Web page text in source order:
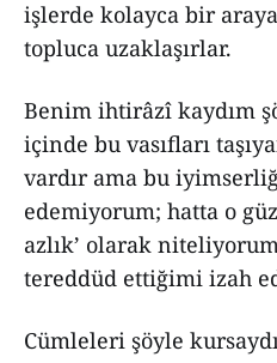
işlerde kolayca bir
topluca uzaklaşırlar.
Benim ihtirâzî kaydım
içinde bu vasıfları
vardır ama bu
edemiyorum; hatta o
azlık’ olarak
tereddüd ettiğimi izah
Cümleleri şöyle